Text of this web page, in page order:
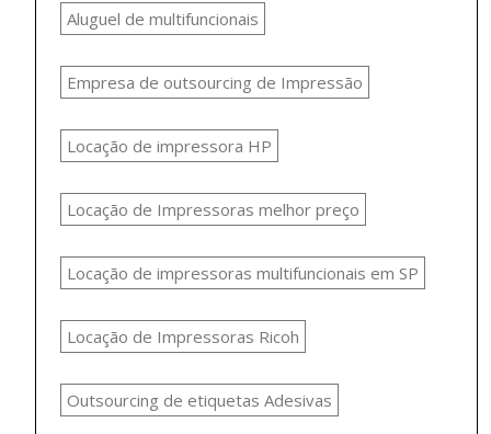
Aluguel de multifuncionais
Empresa de outsourcing de Impressão
Locação de impressora HP
Locação de Impressoras melhor preço
Locação de impressoras multifuncionais em SP
Locação de Impressoras Ricoh
Outsourcing de etiquetas Adesivas